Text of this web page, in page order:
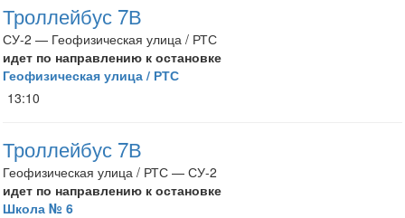
Троллейбус 7В
СУ-2 — Геофизическая улица / РТС
идет по направлению к остановке
Геофизическая улица / РТС
13:10
Троллейбус 7В
Геофизическая улица / РТС — СУ-2
идет по направлению к остановке
Школа № 6